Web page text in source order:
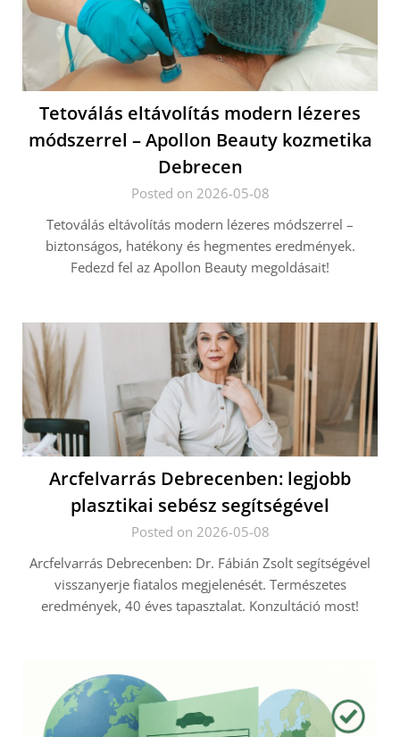
Tetoválás eltávolítás modern lézeres
módszerrel – Apollon Beauty kozmetika
Debrecen
Posted on 2026-05-08
Tetoválás eltávolítás modern lézeres módszerrel –
biztonságos, hatékony és hegmentes eredmények.
Fedezd fel az Apollon Beauty megoldásait!
Arcfelvarrás Debrecenben: legjobb
plasztikai sebész segítségével
Posted on 2026-05-08
Arcfelvarrás Debrecenben: Dr. Fábián Zsolt segítségével
visszanyerje fiatalos megjelenését. Természetes
eredmények, 40 éves tapasztalat. Konzultáció most!